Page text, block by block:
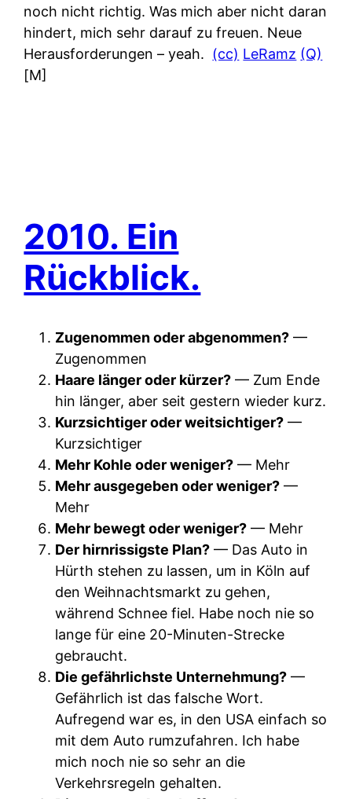
noch nicht richtig. Was mich aber nicht daran
hindert, mich sehr darauf zu freuen. Neue
Herausforderungen – yeah.
(cc) LeRamz (Q)
[M]
2010. Ein
Rückblick.
Zugenommen oder abgenommen? —
Zugenommen
Haare länger oder kürzer? — Zum Ende
hin länger, aber seit gestern wieder kurz.
Kurzsichtiger oder weitsichtiger? —
Kurzsichtiger
Mehr Kohle oder weniger? — Mehr
Mehr ausgegeben oder weniger? —
Mehr
Mehr bewegt oder weniger? — Mehr
Der hirnrissigste Plan? — Das Auto in
Hürth stehen zu lassen, um in Köln auf
den Weihnachtsmarkt zu gehen,
während Schnee fiel. Habe noch nie so
lange für eine 20-Minuten-Strecke
gebraucht.
Die gefährlichste Unternehmung? —
Gefährlich ist das falsche Wort.
Aufregend war es, in den USA einfach so
mit dem Auto rumzufahren. Ich habe
mich noch nie so sehr an die
Verkehrsregeln gehalten.